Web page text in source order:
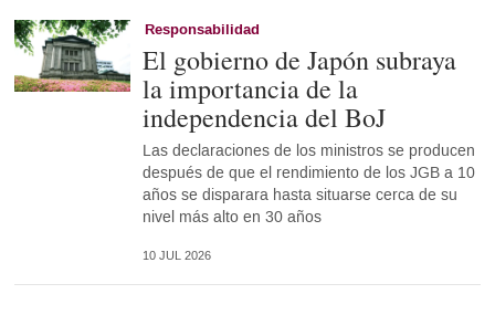
Responsabilidad
El gobierno de Japón subraya
la importancia de la
independencia del BoJ
Las declaraciones de los ministros se producen
después de que el rendimiento de los JGB a 10
años se disparara hasta situarse cerca de su
nivel más alto en 30 años
10 JUL 2026